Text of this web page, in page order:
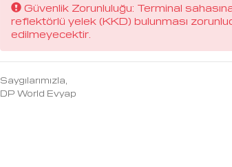
Güvenlik Zorunluluğu: Terminal
reflektörlü yelek (KKD) bulunması
edilmeyecektir.
Saygılarımızla,
DP World Evyap